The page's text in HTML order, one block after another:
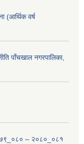
(आर्थिक वर्ष
पाँचखाल नगरपालिका,
– २०८०_०८१